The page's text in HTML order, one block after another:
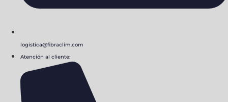
logistica@fibraclim.com
Atención al cliente: